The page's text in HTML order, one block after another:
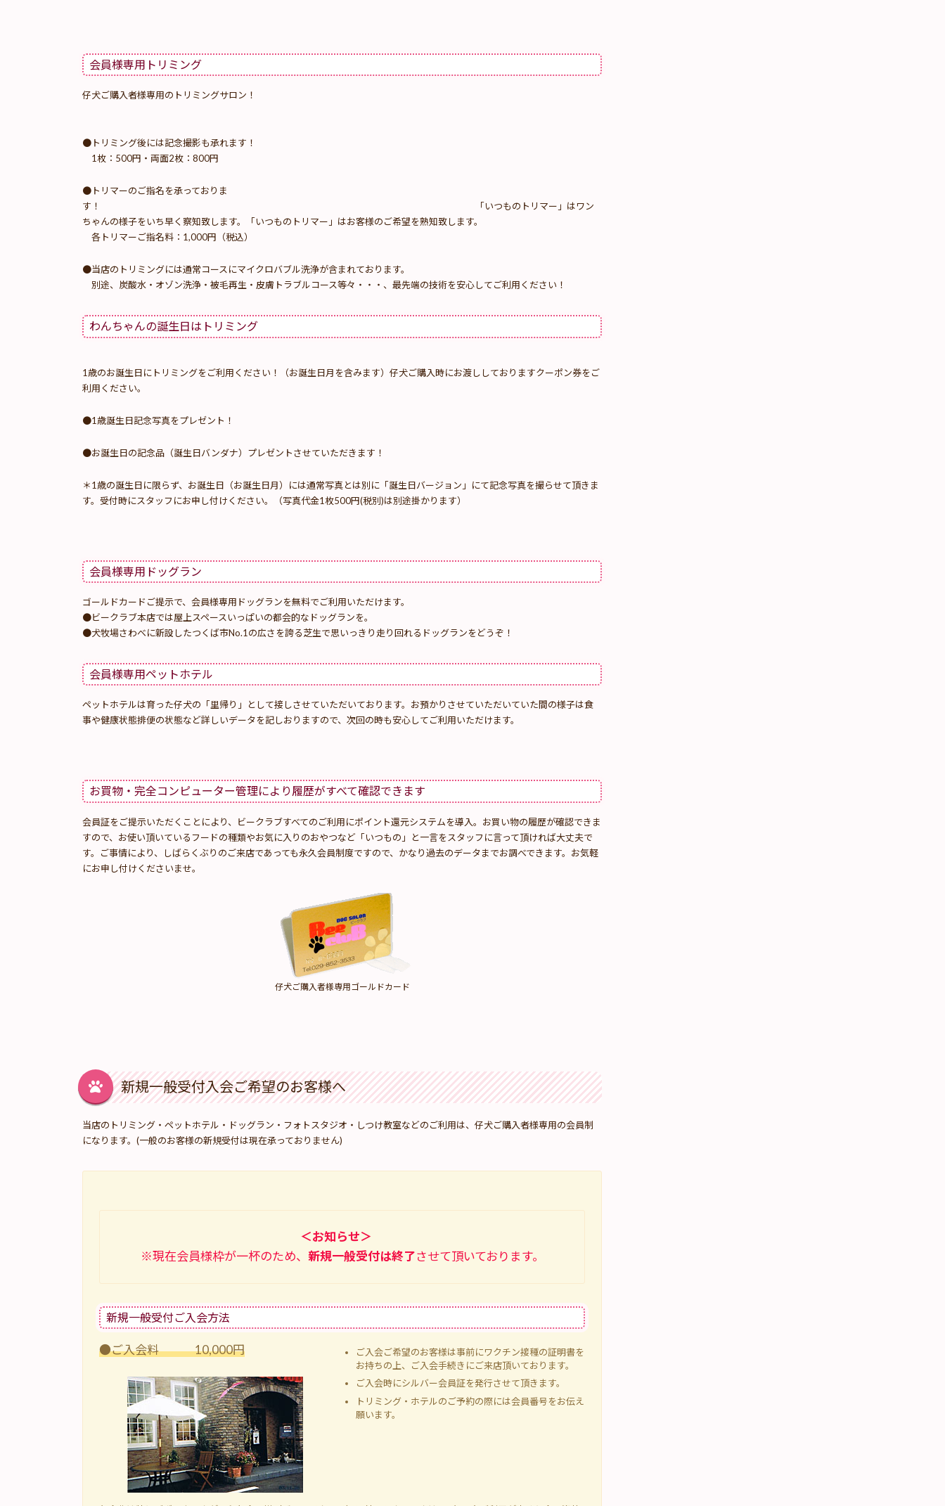
会員様専用トリミング
仔犬ご購入者様専用のトリミングサロン！
●トリミング後には記念撮影も承れます！
1枚：500円・両面2枚：800円
●トリマーのご指名を承っておりま
す！ 「いつものトリマー」はワン
ちゃんの様子をいち早く察知致します。「いつものトリマー」はお客様のご希望を熟知致します。
各トリマーご指名料：1,000円（税込）
●当店のトリミングには通常コースにマイクロバブル洗浄が含まれております。
別途、炭酸水・オゾン洗浄・被毛再生・皮膚トラブルコース等々・・・、最先端の技術を安心してご利用ください！
わんちゃんの誕生日はトリミング
1歳のお誕生日にトリミングをご利用ください！（お誕生日月を含みます） 仔犬ご購入時にお渡ししておりますクーポン券をご
利用ください。
●1歳誕生日記念写真をプレゼント！
●お誕生日の記念品（誕生日バンダナ）プレゼントさせていただきます！
＊1歳の誕生日に限らず、お誕生日（お誕生日月）には通常写真とは別に「誕生日バージョン」にて記念写真を撮らせて頂きま
す。受付時にスタッフにお申し付けください。（写真代金1枚500円(税別)は別途掛かります）
会員様専用ドッグラン
ゴールドカードご提示で、会員様専用ドッグランを無料でご利用いただけます。
●ビークラブ本店では屋上スペースいっぱいの都会的なドッグランを。
●犬牧場さわべに新設したつくば市No.1の広さを誇る芝生で思いっきり走り回れるドッグランをどうぞ！
会員様専用ペットホテル
ペットホテルは育った仔犬の「里帰り」として接しさせていただいております。お預かりさせていただいていた間の様子は食
事や健康状態排便の状態など詳しいデータを記しおりますので、次回の時も安心してご利用いただけます。
お買物・完全コンピューター管理により履歴がすべて確認できます
会員証をご提示いただくことにより、ビークラブすべてのご利用にポイント還元システムを導入。お買い物の履歴が確認できま
すので、お使い頂いているフードの種類やお気に入りのおやつなど「いつもの」と一言をスタッフに言って頂ければ大丈夫で
す。ご事情により、しばらくぶりのご来店であっても永久会員制度ですので、かなり過去のデータまでお調べできます。お気軽
にお申し付けくださいませ。
仔犬ご購入者様専用ゴールドカード
新規一般受付入会ご希望のお客様へ
当店のトリミング・ペットホテル・ドッグラン・フォトスタジオ・しつけ教室などのご利用は、仔犬ご購入者様専用の会員制
になります。(一般のお客様の新規受付は現在承っておりません)
＜お知らせ＞
※現在会員様枠が一杯のため、 新規一般受付は終了させて頂いております。
新規一般受付ご入会方法
●ご入会料 10,000円
ご入会ご希望のお客様は事前にワクチン接種の証明書を
お持ちの上、ご入会手続きにご来店頂いております。
ご入会時にシルバー会員証を発行させて頂きます。
トリミング・ホテルのご予約の際には会員番号をお伝え
願います。